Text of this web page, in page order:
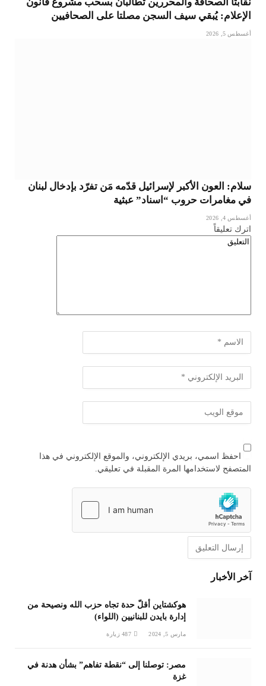
نقابتا الصحافة والمحررين تطالبان بسحب مشروع قانون
الإعلام: يُبقي سيف السجن مصلتا على الصحافيين
أغسطس 5, 2026
سلام: العون الأكبر لإسرائيل قدّمه مَن تفرّد بإدخال لبنان
في مغامرات حروب “اسناد” عبثية
أغسطس 4, 2026
اترك تعليقاً
احفظ اسمي، بريدي الإلكتروني، والموقع الإلكتروني في هذا
المتصفح لاستخدامها المرة المقبلة في تعليقي.
آخر الأخبار
هوكشتاين أقلّ حدة تجاه حزب الله ونصيحة من
إدارة بايدن للبنانيين (اللواء)
مارس 5, 2024 487 زيارة
مصر: توصلنا إلى “نقطة تفاهم” بشأن هدنة في
غزة